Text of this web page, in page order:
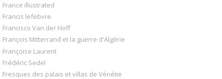
France illustrated
Francis lefebvre
Francisco Van der Hoff
François Mitterrand et la guerre d'Algérie
Françoise Laurent
Frédéric Sedel
Fresques des palais et villas de Vénétie